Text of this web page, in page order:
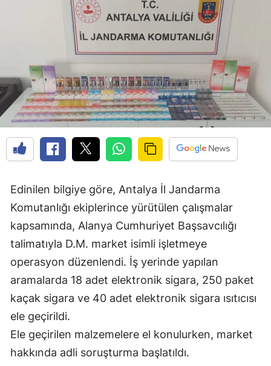
Edinilen bilgiye göre, Antalya İl Jandarma
Komutanlığı ekiplerince yürütülen çalışmalar
kapsamında, Alanya Cumhuriyet Başsavcılığı
talimatıyla D.M. market isimli işletmeye
operasyon düzenlendi. İş yerinde yapılan
aramalarda 18 adet elektronik sigara, 250 paket
kaçak sigara ve 40 adet elektronik sigara ısıtıcısı
ele geçirildi.
Ele geçirilen malzemelere el konulurken, market
hakkında adli soruşturma başlatıldı.